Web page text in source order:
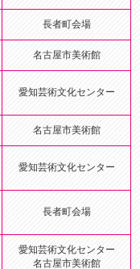
長者町会場
名古屋市美術館
愛知芸術文化センター
名古屋市美術館
愛知芸術文化センター
長者町会場
愛知芸術文化センター
名古屋市美術館